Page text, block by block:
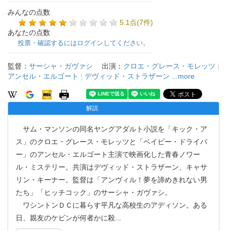
みんなの点数
5.1点(7件)
あなたの点数
投票・確認するにはログインしてください。
監督： サーシャ・ガヴァシ 出演： クロエ・グレース・モレッツ |
アンセル・エルゴート | デヴィッド・ストラザーン ...more
解説
サム・マンソンの同名ヤングアダルト小説を「キック・ア
ス」のクロエ・グレース・モレッツと「ベイビー・ドライバ
ー」のアンセル・エルゴート主演で映画化した青春ノワー
ル・ミステリー。共演はデヴィッド・ストラザーン、キャサ
リン・キーナー。監督は「アンヴィル！夢を諦めきれない男
たち」「ヒッチコック」のサーシャ・ガヴァシ。
ワシントンＤＣに暮らす平凡な高校生のアディソン。ある
日、親友のケビンが何者かに殺